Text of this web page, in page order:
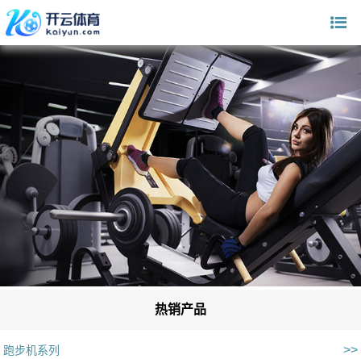
热销产品
跑步机系列 >>